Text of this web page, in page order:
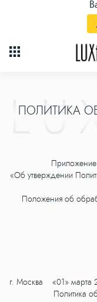
LU
ПОЛИТИКА
«Об утверждении
Положения об
г. Москва «01» марта
Политика